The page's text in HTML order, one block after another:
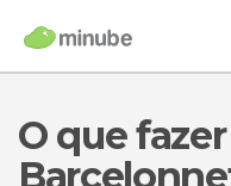
O que fazer em